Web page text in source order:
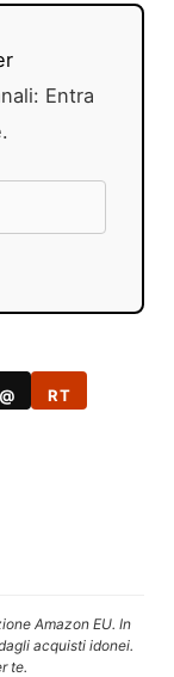
Entra
@ RT
Amazon EU. In
acquisti idonei.
te.